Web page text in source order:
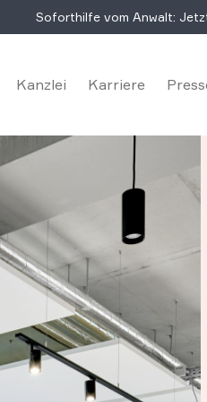
Soforthilfe vom Anwalt:
Kanzlei Karriere